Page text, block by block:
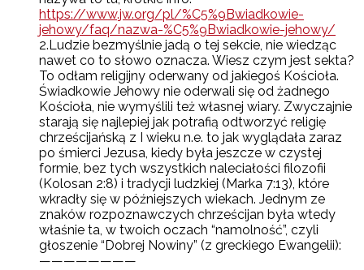
https://www.jw.org/pl/%C5%9Bwiadkowie-
jehowy/faq/nazwa-%C5%9Bwiadkowie-jehowy/
2.Ludzie bezmyślnie jadą o tej sekcie, nie wiedząc
nawet co to słowo oznacza. Wiesz czym jest sekta?
To odłam religijny oderwany od jakiegoś Kościoła.
Świadkowie Jehowy nie oderwali się od żadnego
Kościoła, nie wymyślili też własnej wiary. Zwyczajnie
starają się najlepiej jak potrafią odtworzyć religię
chrześcijańską z I wieku n.e. to jak wyglądała zaraz
po śmierci Jezusa, kiedy była jeszcze w czystej
formie, bez tych wszystkich naleciałości filozofii
(Kolosan 2:8) i tradycji ludzkiej (Marka 7:13), które
wkradły się w późniejszych wiekach. Jednym ze
znaków rozpoznawczych chrześcijan była wtedy
właśnie ta, w twoich oczach “namolność”, czyli
głoszenie “Dobrej Nowiny” (z greckiego Ewangelii):
————————